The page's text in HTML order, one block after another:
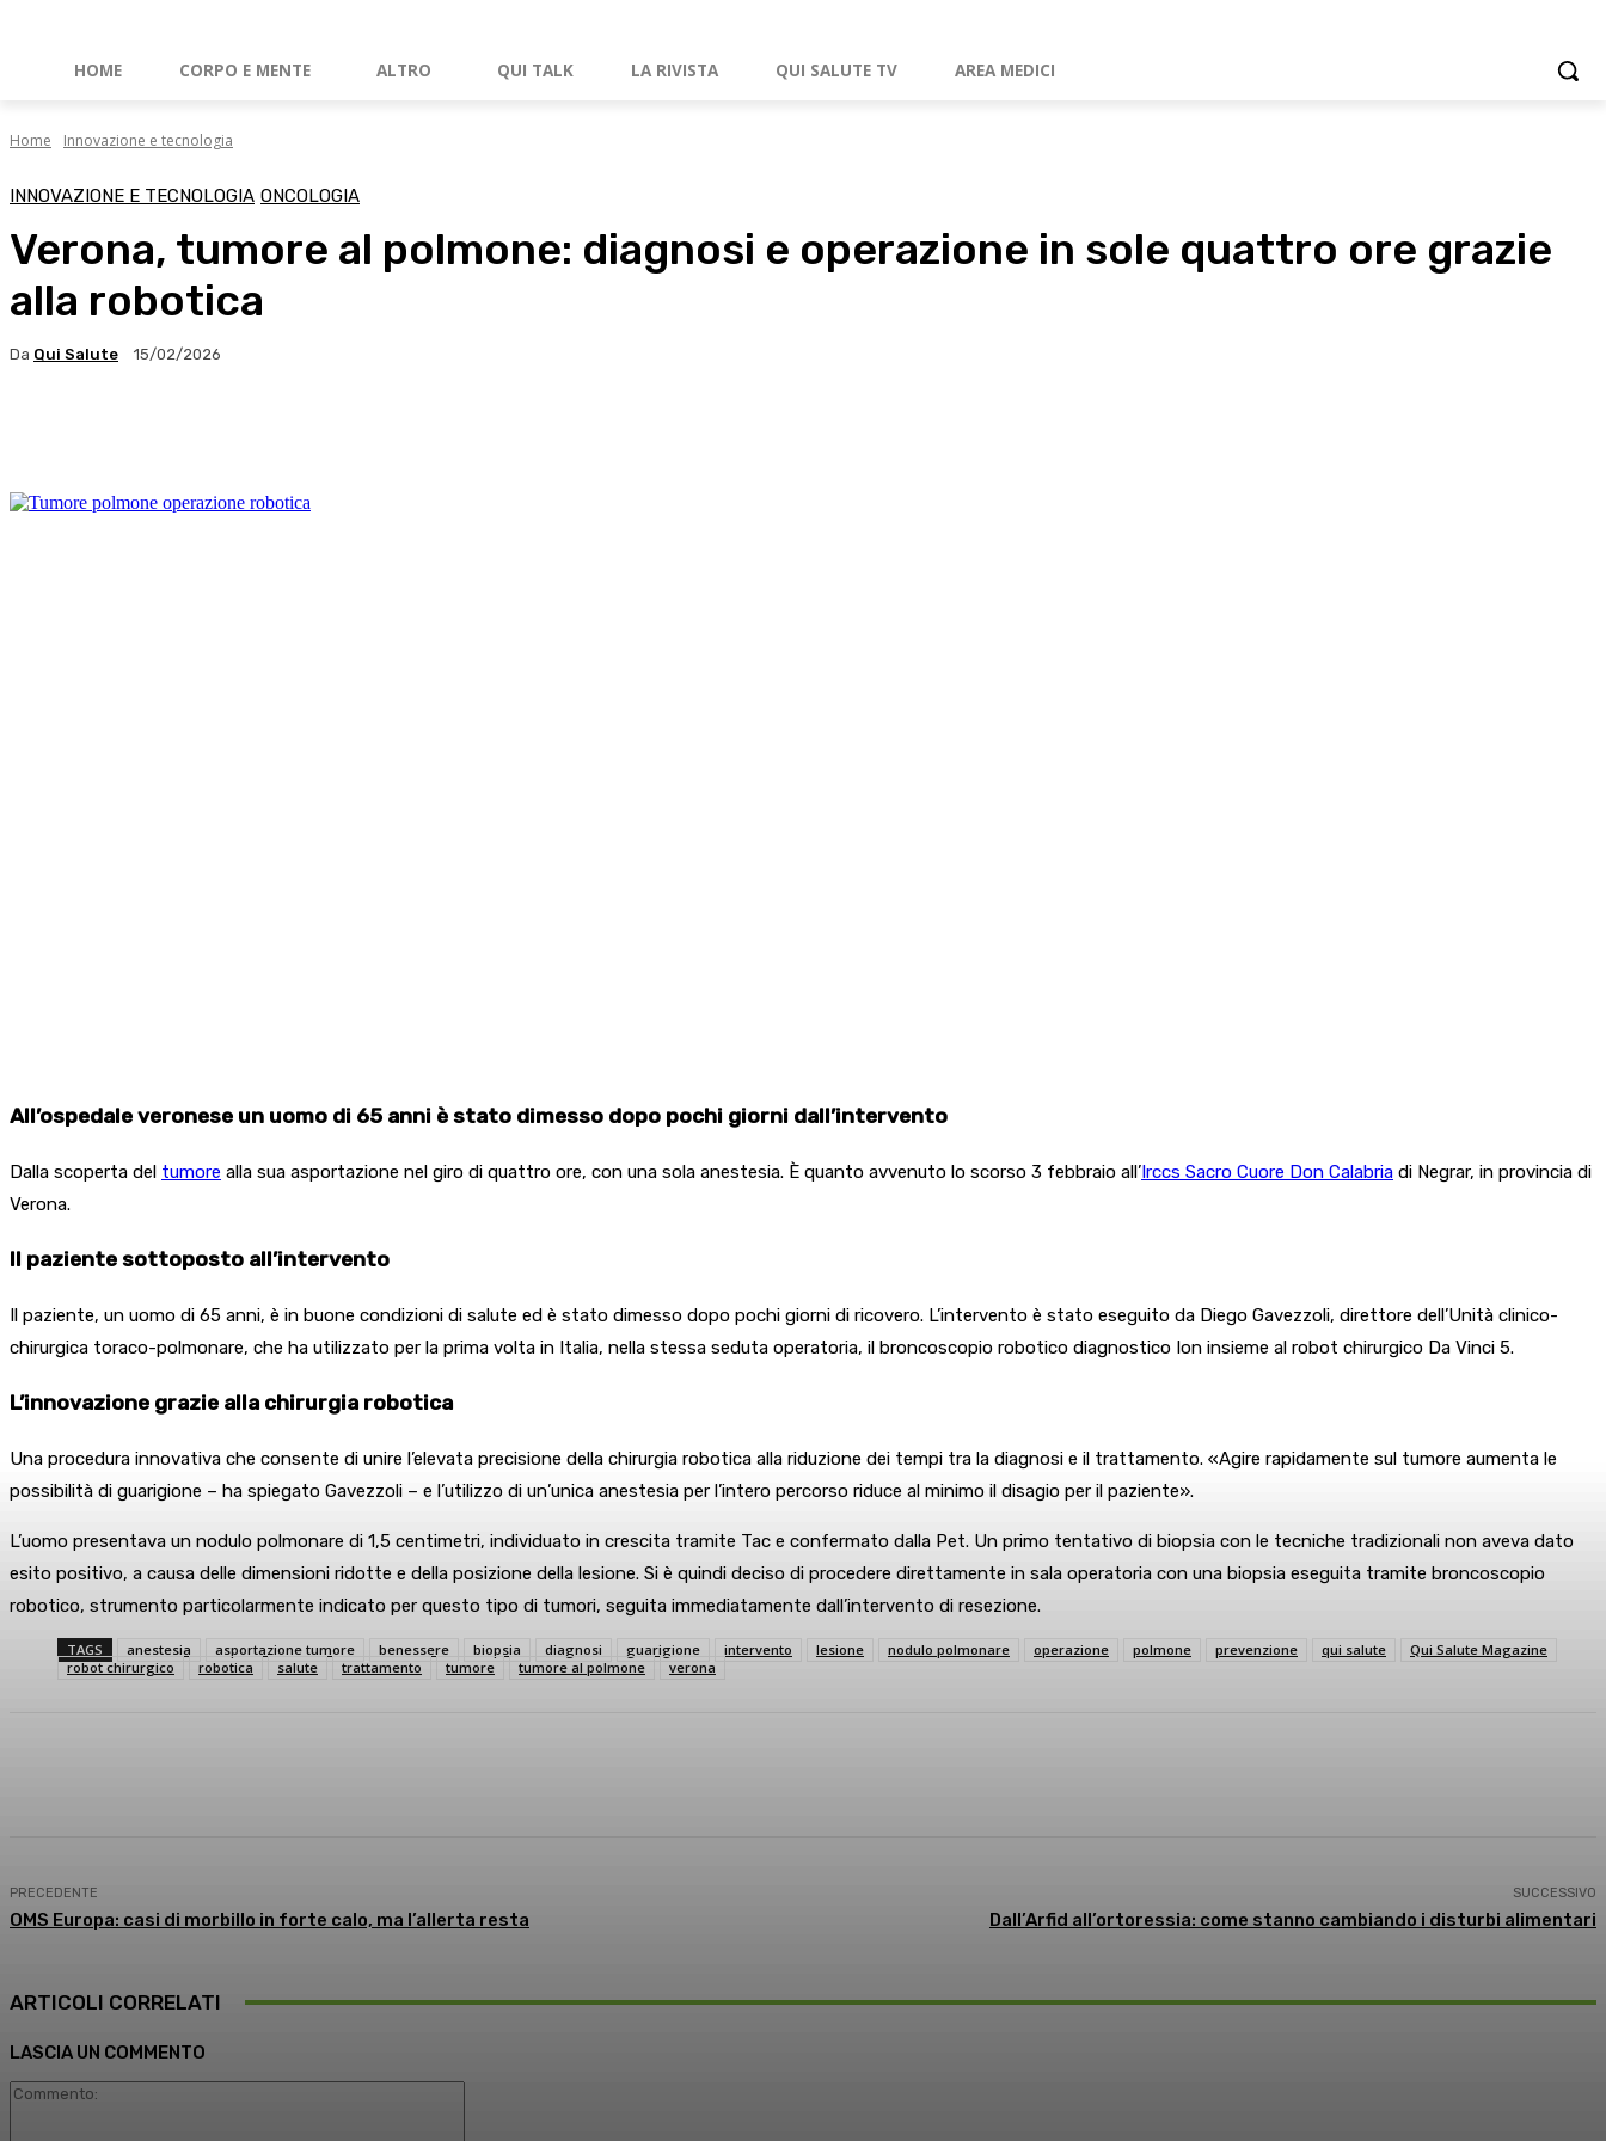
HOME CORPO E MENTE ALTRO QUI TALK LA RIVISTA QUI SALUTE TV AREA MEDICI
Home Innovazione e tecnologia
INNOVAZIONE E TECNOLOGIA ONCOLOGIA
Verona, tumore al polmone: diagnosi e operazione in sole quattro ore grazie
alla robotica
Da Qui Salute 15/02/2026
All’ospedale veronese un uomo di 65 anni è stato dimesso dopo pochi giorni dall’intervento
Dalla scoperta del tumore alla sua asportazione nel giro di quattro ore, con una sola anestesia. È quanto avvenuto lo scorso 3 febbraio all’Irccs Sacro Cuore Don Calabria di Negrar, in provincia di
Verona.
Il paziente sottoposto all’intervento
Il paziente, un uomo di 65 anni, è in buone condizioni di salute ed è stato dimesso dopo pochi giorni di ricovero. L’intervento è stato eseguito da Diego Gavezzoli, direttore dell’Unità clinico-
chirurgica toraco-polmonare, che ha utilizzato per la prima volta in Italia, nella stessa seduta operatoria, il broncoscopio robotico diagnostico Ion insieme al robot chirurgico Da Vinci 5.
L’innovazione grazie alla chirurgia robotica
Una procedura innovativa che consente di unire l’elevata precisione della chirurgia robotica alla riduzione dei tempi tra la diagnosi e il trattamento. «Agire rapidamente sul tumore aumenta le
possibilità di guarigione – ha spiegato Gavezzoli – e l’utilizzo di un’unica anestesia per l’intero percorso riduce al minimo il disagio per il paziente».
L’uomo presentava un nodulo polmonare di 1,5 centimetri, individuato in crescita tramite Tac e confermato dalla Pet. Un primo tentativo di biopsia con le tecniche tradizionali non aveva dato
esito positivo, a causa delle dimensioni ridotte e della posizione della lesione. Si è quindi deciso di procedere direttamente in sala operatoria con una biopsia eseguita tramite broncoscopio
robotico, strumento particolarmente indicato per questo tipo di tumori, seguita immediatamente dall’intervento di resezione.
TAGS anestesia asportazione tumore benessere biopsia diagnosi guarigione intervento lesione nodulo polmonare operazione polmone prevenzione qui salute
Qui Salute Magazine
robot chirurgico
robotica salute trattamento tumore tumore al polmone verona
PRECEDENTE
OMS Europa: casi di morbillo in forte calo, ma l’allerta resta
SUCCESSIVO
Dall’Arfid all’ortoressia: come stanno cambiando i disturbi alimentari
ARTICOLI CORRELATI
LASCIA UN COMMENTO